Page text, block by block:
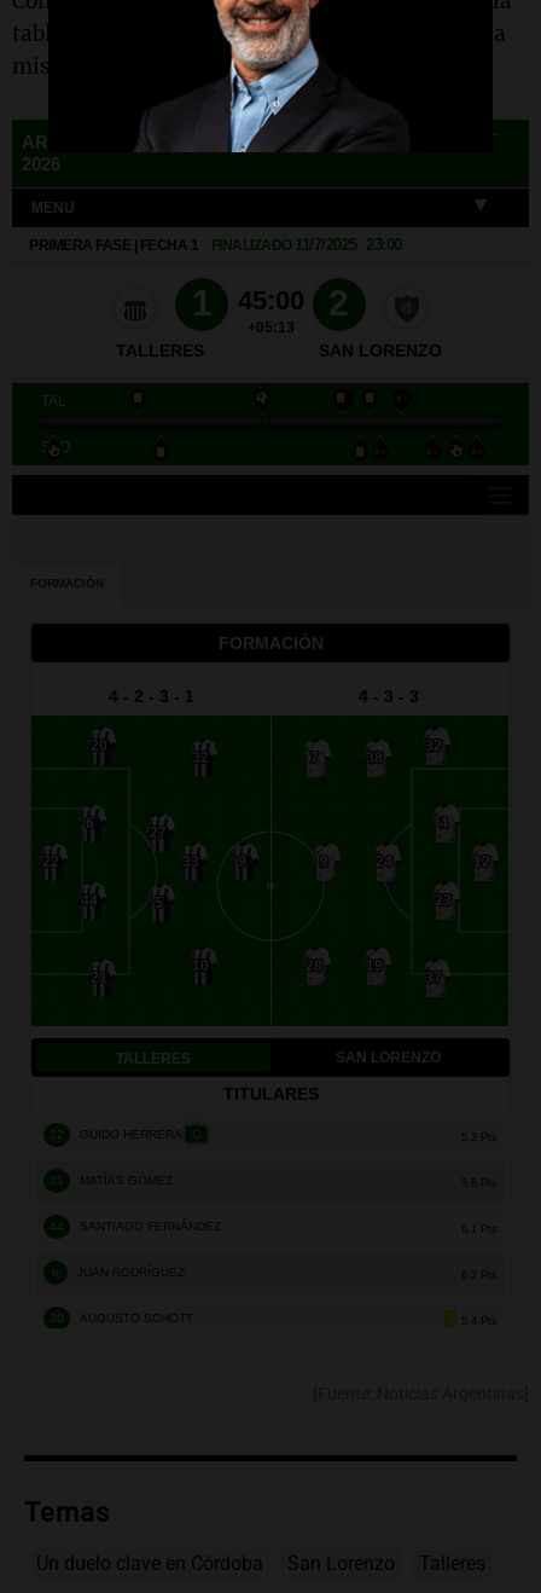
tabla anual y se encuentra en la posición 29 de la
misma.
Temas
Un duelo clave en Córdoba San Lorenzo Talleres